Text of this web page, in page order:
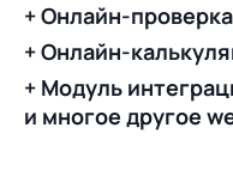
+ Онлайн-
+ Онлайн-
+ Модуль
и многое другое